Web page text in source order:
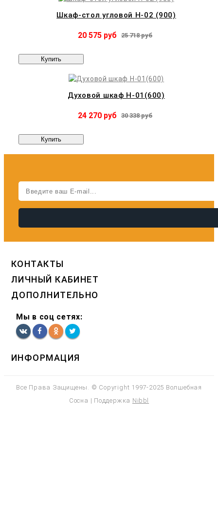
Шкаф-стол угловой Н-02 (900)
20 575 руб 25 718 руб
Купить
Духовой шкаф Н-01(600)
24 270 руб 30 338 руб
Купить
КОНТАКТЫ
ЛИЧНЫЙ КАБИНЕТ
ДОПОЛНИТЕЛЬНО
Мы в соц сетях:
ИНФОРМАЦИЯ
Все Права Защищены. © Copyright 1997-2025 Волшебная
Сосна | Поддержка Nibbl